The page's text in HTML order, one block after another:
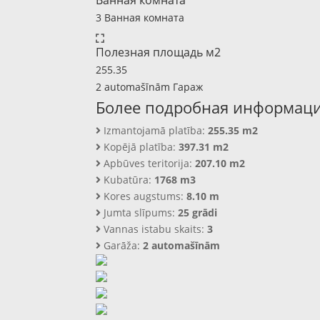
3 Ванная комната
Полезная площадь м2
255.35
2 automašīnām Гараж
Более подробная
Izmantojamā platība:255.35 m2
Kopējā platība:397.31 m2
Apbūves teritorija:207.10 m2
Kubatūra: 1768 m3
Kores augstums:8.10 m
Jumta slīpums:25 grādi
Vannas istabu skaits:3
Garāža:2 automašīnām